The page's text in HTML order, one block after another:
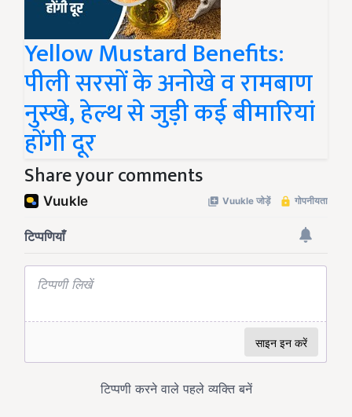
Yellow Mustard Benefits:
पीली सरसों के अनोखे व रामबाण
नुस्खे, हेल्थ से जुड़ी कई बीमारियां
होंगी दूर
Share your comments